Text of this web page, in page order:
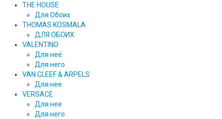
THE HOUSE
Для Обоих
THOMAS KOSMALA
ДЛЯ ОБОИХ
VALENTINO
Для неё
Для него
VAN CLEEF & ARPELS
Для нее
VERSACE
Для нее
Для него